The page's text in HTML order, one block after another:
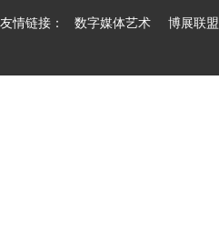
友情链接： 数字媒体艺术 博展联盟